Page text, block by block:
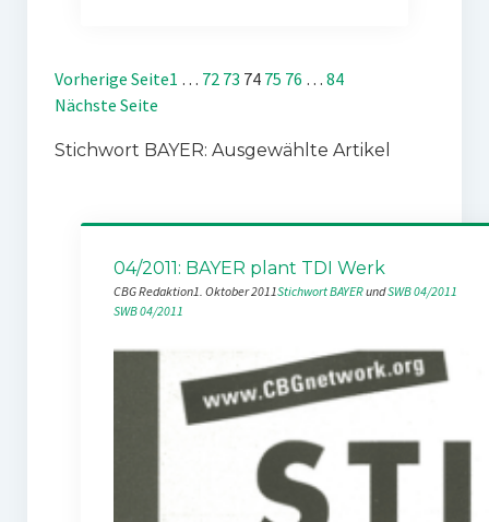
Vorherige Seite1 … 72 73 74 75 76 … 84
Nächste Seite
Stichwort BAYER: Ausgewählte Artikel
04/2011: BAYER plant TDI Werk
CBG Redaktion1. Oktober 2011Stichwort BAYER und SWB 04/2011
SWB 04/2011